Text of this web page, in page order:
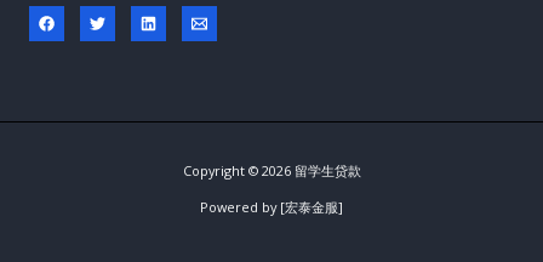
Copyright © 2026 留学生贷款
Powered by [宏泰金服]